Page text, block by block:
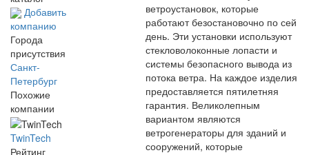
Добавить
компанию
Города
присутствия
Санкт-
Петербург
Похожие
компании
TwinTech
Рейтинг
ветроустановок, которые
работают безостановочно по сей
день. Эти установки используют
стекловолоконные лопасти и
системы безопасного вывода из
потока ветра. На каждое изделия
предоставляется пятилетняя
гарантия. Великолепным
вариантом являются
ветрогенераторы для зданий и
сооружений, которые